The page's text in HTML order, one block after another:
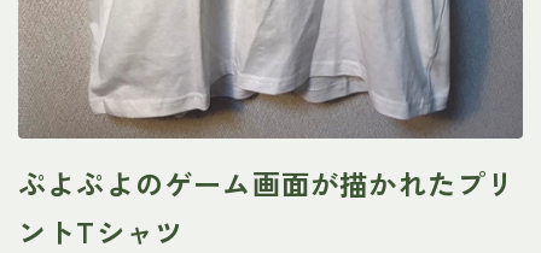
ぷよぷよのゲーム画面が描かれたプリ
ントTシャツ